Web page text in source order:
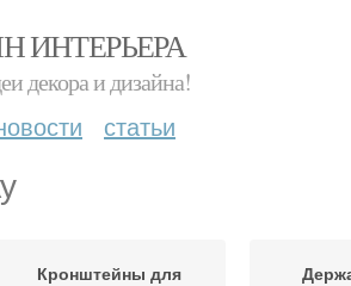
ИНТЕРЬЕРА
декора и дизайна!
статьи
Кронштейны для